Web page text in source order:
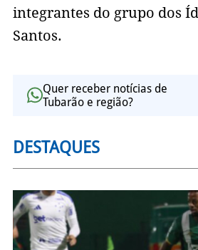
integrantes do grupo dos
Santos.
Quer receber notícias de
Tubarão e região?
DESTAQUES